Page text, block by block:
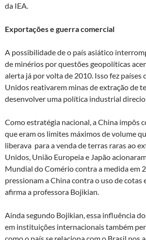
da IEA.
Exportações e guerra comercial
A possibilidade de o país asiático
de minérios por questões geopolíticas
alerta já por volta de 2010. Isso fez países
Unidos reativarem minas de extração de
desenvolver uma política industrial
Como estratégia nacional, a China impôs
que eram os limites máximos de volume
liberava para a venda de terras raras ao
Unidos, União Europeia e Japão
Mundial do Comério contra a medida em
pressionam a China contra o uso de cotas
afirma a professora Bojikian.
Ainda segundo Bojikian, essa influência
em instituições internacionais também